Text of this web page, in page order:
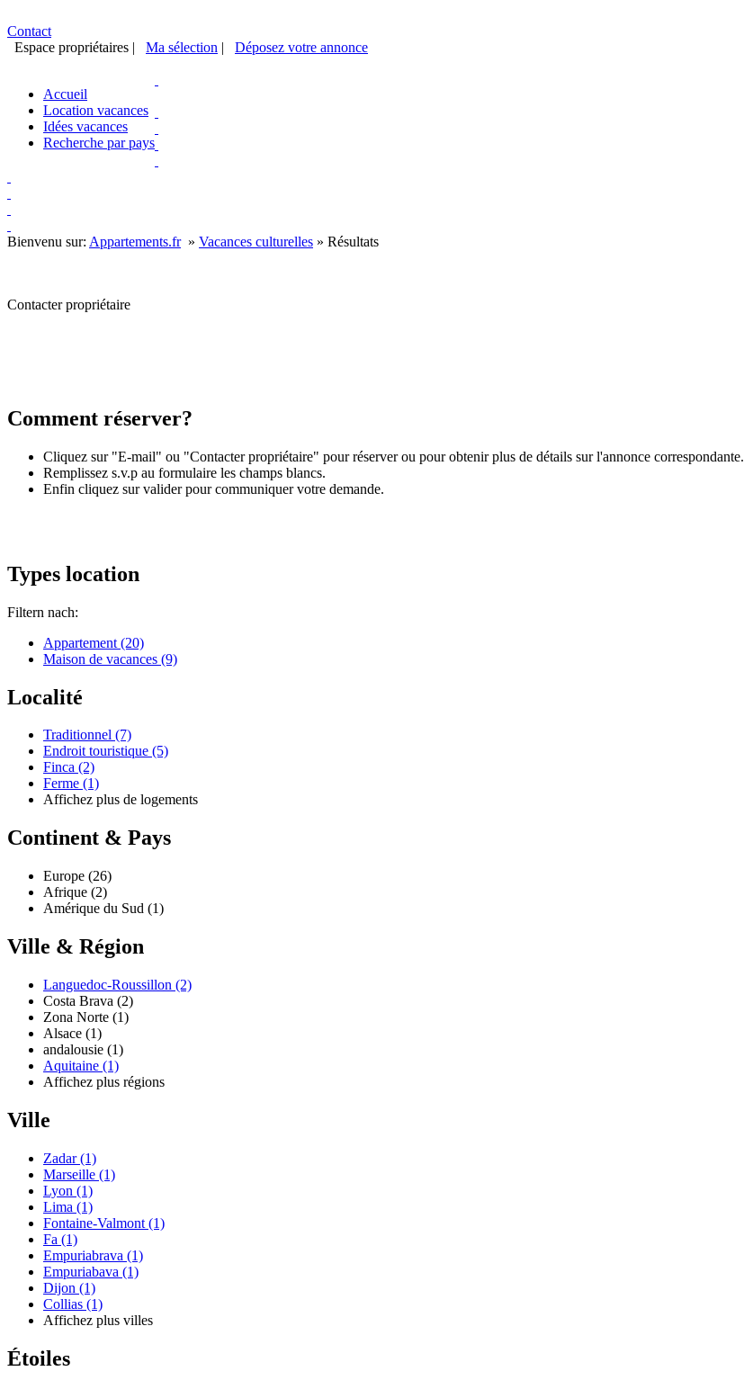
Contact
Espace propriétaires | Ma sélection | Déposez votre annonce
Accueil
Location vacances
Idées vacances
Recherche par pays
Bienvenu sur: Appartements.fr » Vacances culturelles » Résultats
Contacter propriétaire
Comment réserver?
Cliquez sur "E-mail" ou "Contacter propriétaire" pour réserver ou pour obtenir plus de détails sur l'annonce correspondante.
Remplissez s.v.p au formulaire les champs blancs.
Enfin cliquez sur valider pour communiquer votre demande.
Types location
Filtern nach:
Appartement (20)
Maison de vacances (9)
Localité
Traditionnel (7)
Endroit touristique (5)
Finca (2)
Ferme (1)
Affichez plus de logements
Continent & Pays
Europe (26)
Afrique (2)
Amérique du Sud (1)
Ville & Région
Languedoc-Roussillon (2)
Costa Brava (2)
Zona Norte (1)
Alsace (1)
andalousie (1)
Aquitaine (1)
Affichez plus régions
Ville
Zadar (1)
Marseille (1)
Lyon (1)
Lima (1)
Fontaine-Valmont (1)
Fa (1)
Empuriabrava (1)
Empuriabava (1)
Dijon (1)
Collias (1)
Affichez plus villes
Étoiles